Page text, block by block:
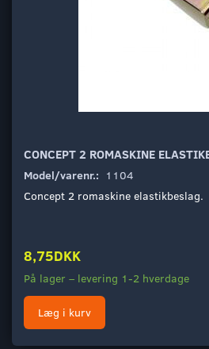
CONCEPT 2 ROMASKINE
Model/varenr.: 1104
Concept 2 romaskine elastikbeslag.
8,75DKK
På lager – levering 1-2 hverdage
Læg i kurv